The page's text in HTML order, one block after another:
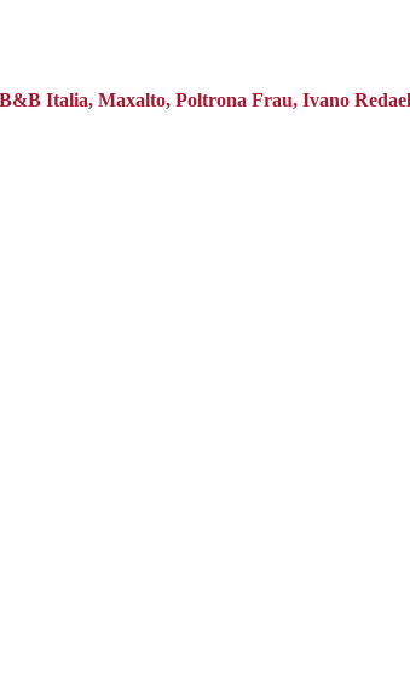
Italia, Maxalto, Poltrona Frau, Ivano